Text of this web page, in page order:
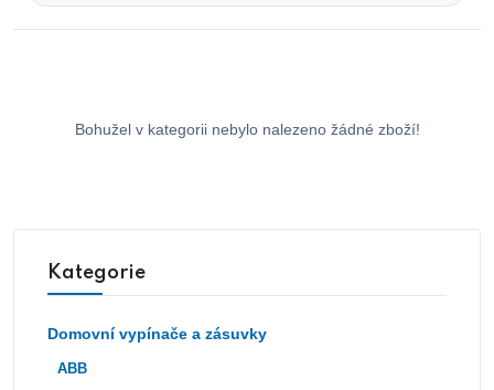
Bohužel v kategorii nebylo nalezeno žádné zboží!
Kategorie
Domovní vypínače a zásuvky
ABB